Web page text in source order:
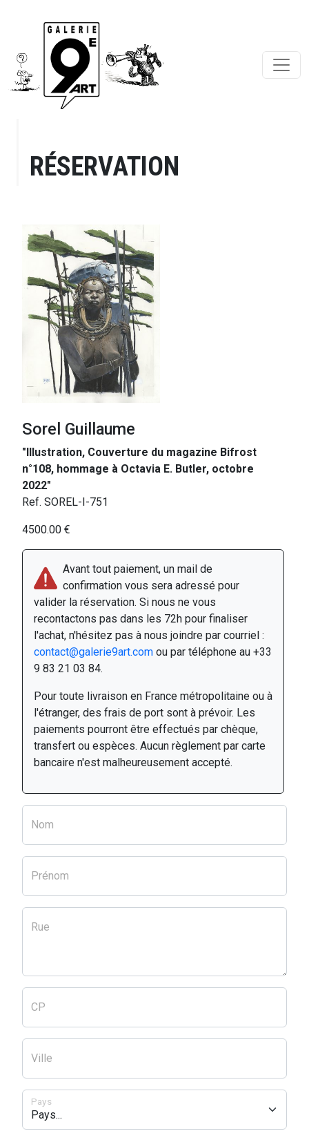
RÉSERVATION
Sorel Guillaume
"Illustration, Couverture du magazine Bifrost
n°108, hommage à Octavia E. Butler, octobre
2022"
Ref. SOREL-I-751
4500.00 €
Avant tout paiement, un mail de
confirmation vous sera adressé pour
valider la réservation. Si nous ne vous
recontactons pas dans les 72h pour finaliser
l'achat, n'hésitez pas à nous joindre par courriel :
contact@galerie9art.com ou par téléphone au +33
9 83 21 03 84.
Pour toute livraison en France métropolitaine ou à
l'étranger, des frais de port sont à prévoir. Les
paiements pourront être effectués par chèque,
transfert ou espèces. Aucun règlement par carte
bancaire n'est malheureusement accepté.
Nom
Prénom
Rue
CP
Ville
Pays